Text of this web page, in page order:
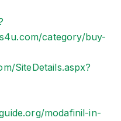
category/buy-
SiteDetails.aspx?
modafinil-in-